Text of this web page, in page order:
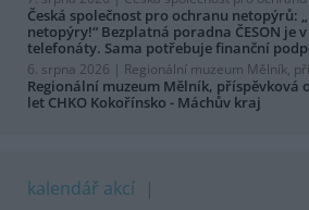
Česká společnost pro ochranu netopýrů:
netopýry!“ Bezplatná poradna ČESON je
telefonáty. Sama potřebuje finanční
6. srpna 2026 | Regionální muzeum Mělník,
Regionální muzeum Mělník, příspěvková
let CHKO Kokořínsko - Máchův kraj
kalendář akcí